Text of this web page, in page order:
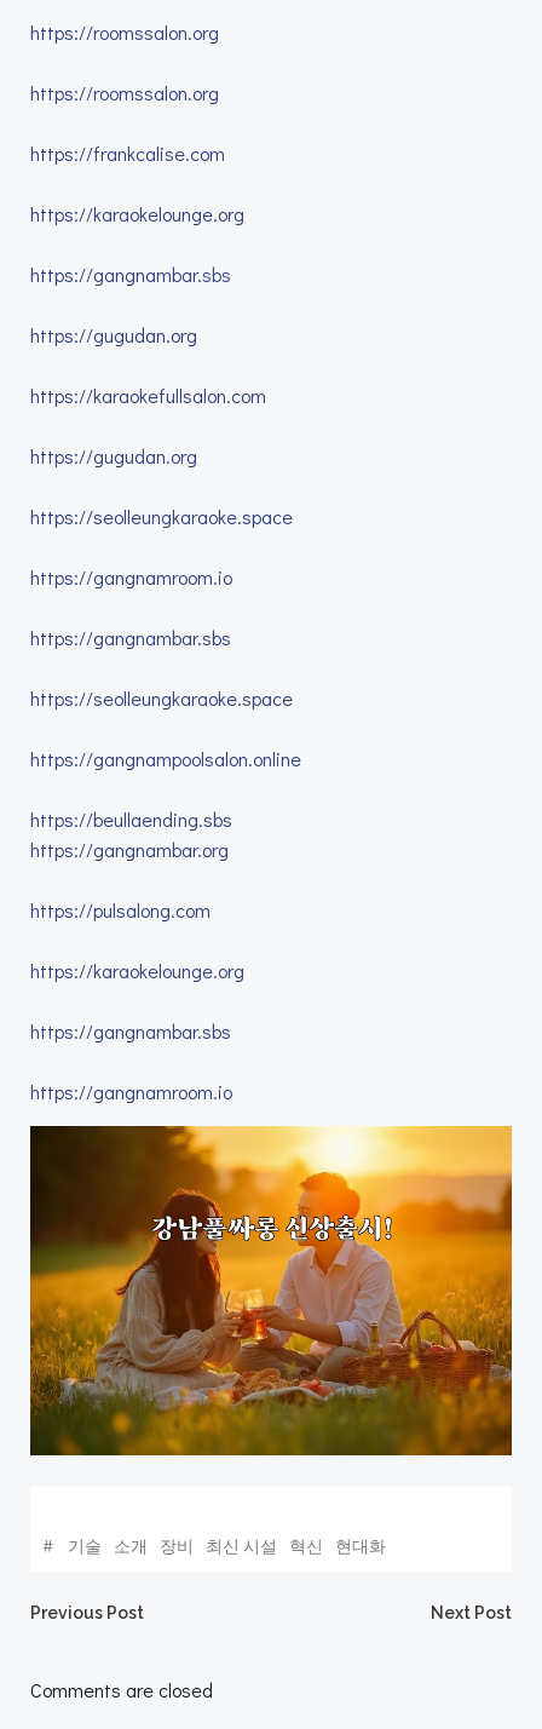
https://roomssalon.org
https://roomssalon.org
https://frankcalise.com
https://karaokelounge.org
https://gangnambar.sbs
https://gugudan.org
https://karaokefullsalon.com
https://gugudan.org
https://seolleungkaraoke.space
https://gangnamroom.io
https://gangnambar.sbs
https://seolleungkaraoke.space
https://gangnampoolsalon.online
https://beullaending.sbs
https://gangnambar.org
https://pulsalong.com
https://karaokelounge.org
https://gangnambar.sbs
https://gangnamroom.io
# 기술 소개 장비 최신 시설 혁신 현대화
Post
navigation
Previous Post Next Post
Comments are closed